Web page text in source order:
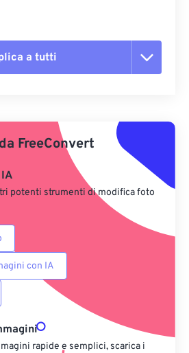
a tutti
da FreeConvert
potenti strumenti di modifica foto
con IA
rapide e semplici, scarica i